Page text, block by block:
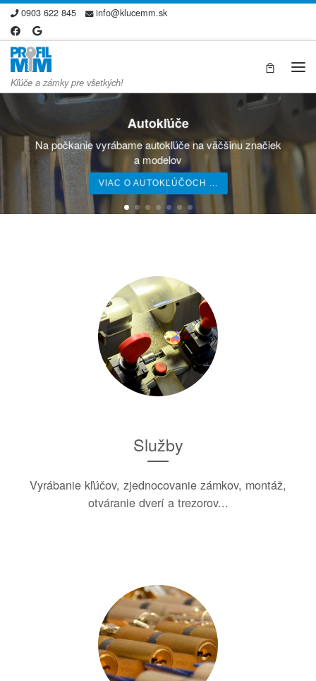
Skip to content
0903 622 845 info@klucemm.sk
Kľúče a zámky pre všetkých!
Autokľúče
Na počkanie vyrábame autokľúče na väčšinu značiek
a modelov
VIAC O AUTOKĽÚČOCH ...
Služby
Vyrábanie kľúčov, zjednocovanie zámkov, montáž,
otváranie dverí a trezorov...